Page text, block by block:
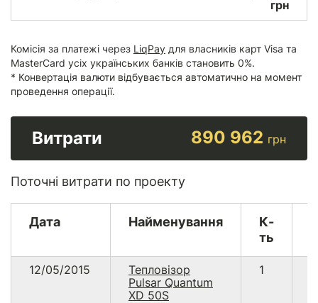
грн
Комісія за платежі через LiqPay для власників карт Visa та
MasterCard усіх українських банків становить 0%.
* Конвертація валюти відбувається автоматично на момент
проведення операції.
Витрати 890 962 грн
Поточні витрати по проекту
Дата Найменування
К-
ть
12/05/2015
Тепловізор
Pulsar Quantum
XD 50S
1